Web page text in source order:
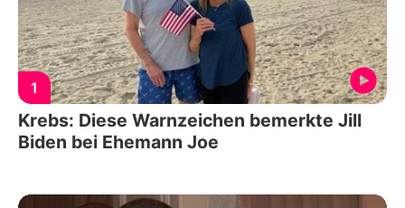
1
Krebs: Diese Warnzeichen bemerkte Jill
Biden bei Ehemann Joe